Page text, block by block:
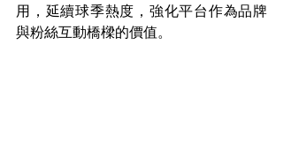
用，延續球季熱度，強化平台作為品牌
與粉絲互動橋樑的價值。